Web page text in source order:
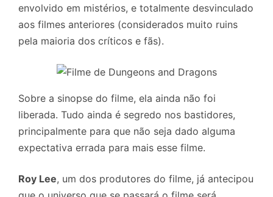
envolvido em mistérios, e totalmente desvinculado
aos filmes anteriores (considerados muito ruins
pela maioria dos críticos e fãs).
Sobre a sinopse do filme, ela ainda não foi
liberada. Tudo ainda é segredo nos bastidores,
principalmente para que não seja dado alguma
expectativa errada para mais esse filme.
Roy Lee, um dos produtores do filme, já antecipou